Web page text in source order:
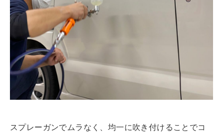
スプレーガンでムラなく、均一に吹き付けることでコ